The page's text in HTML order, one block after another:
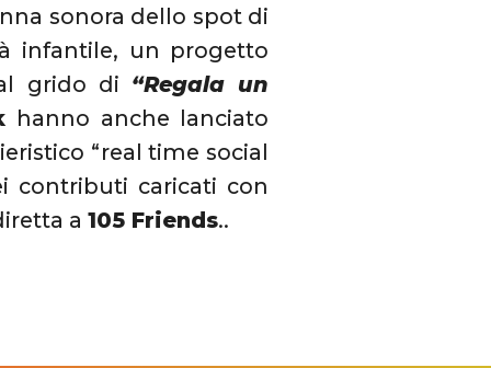
sonora dello spot di
infantile, un progetto
grido di “Regala un
hanno anche lanciato
“real time social
contributi caricati con
a105 Friends..